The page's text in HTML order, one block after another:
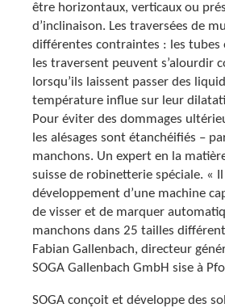
être horizontaux, verticaux ou
d’inclinaison. Les traversées de
différentes contraintes : les tubes
les traversent peuvent s’alourdir
lorsqu’ils laissent passer des
température influe sur leur
Pour éviter des dommages
les alésages sont étanchéifiés –
manchons. Un expert en la
suisse de robinetterie spéciale. «
développement d’une machine
de visser et de marquer
manchons dans 25 tailles
Fabian Gallenbach, directeur
SOGA Gallenbach GmbH sise à
SOGA conçoit et développe des